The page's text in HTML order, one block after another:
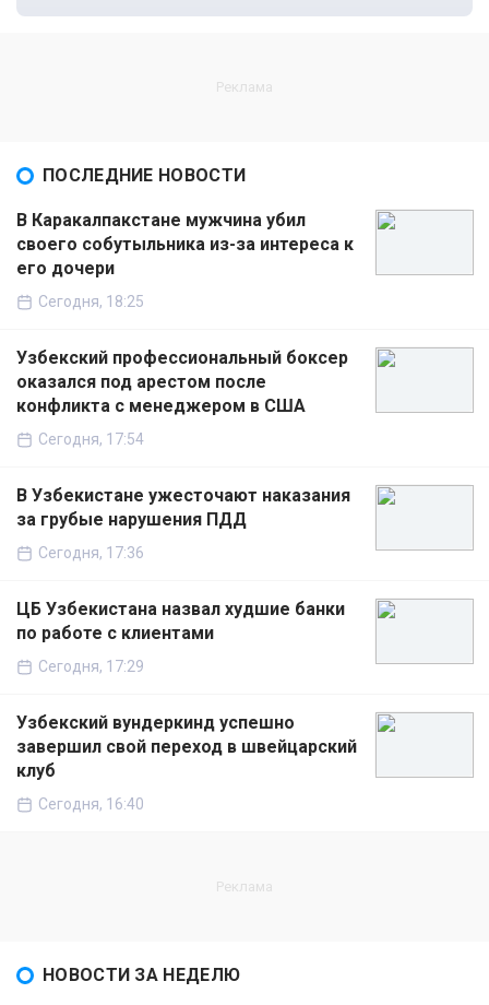
ПОСЛЕДНИЕ НОВОСТИ
В Каракалпакстане мужчина убил
своего собутыльника из-за интереса к
его дочери
Сегодня, 18:25
Узбекский профессиональный боксер
оказался под арестом после
конфликта с менеджером в США
Сегодня, 17:54
В Узбекистане ужесточают наказания
за грубые нарушения ПДД
Сегодня, 17:36
ЦБ Узбекистана назвал худшие банки
по работе с клиентами
Сегодня, 17:29
Узбекский вундеркинд успешно
завершил свой переход в швейцарский
клуб
Сегодня, 16:40
НОВОСТИ ЗА НЕДЕЛЮ